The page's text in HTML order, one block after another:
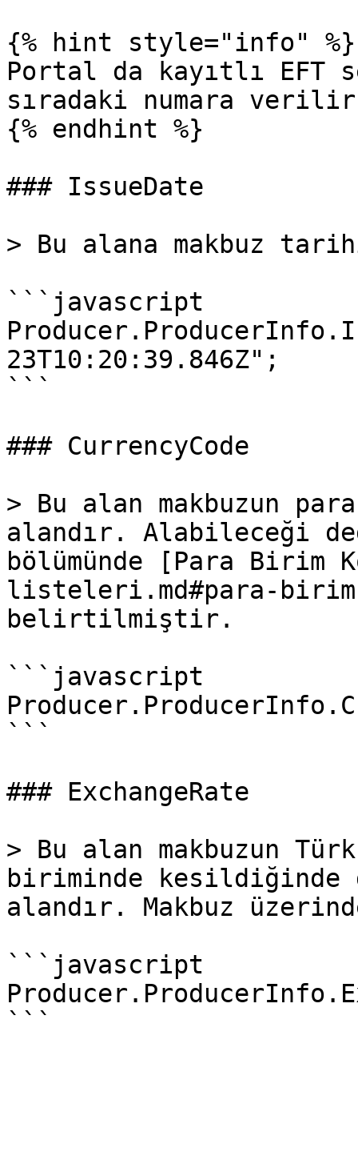
{% hint style="info" %}
Portal da kayıtlı EFT
sıradaki numara
{% endhint %}
### IssueDate
> Bu alana makbuz
```javascript
23T10:20:39.846Z";
```
### CurrencyCode
> Bu alan makbuzun
alandır. Alabileceği
bölümünde [Para Birim
listeleri.md#para-
belirtilmiştir.
```javascript
```
### ExchangeRate
> Bu alan makbuzun
biriminde
alandır. Makbuz
```javascript